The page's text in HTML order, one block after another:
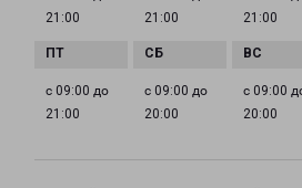
21:00
21:00
21:00
с 09:00 до
21:00
с 09:00 до
20:00
с 09:00
20:00